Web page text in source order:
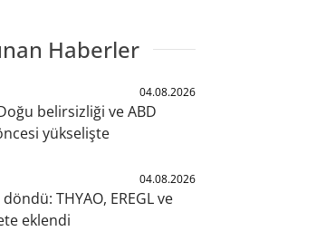
Haberler
04.08.2026
belirsizliği ve ABD
yükselişte
04.08.2026
THYAO, EREGL ve
eklendi